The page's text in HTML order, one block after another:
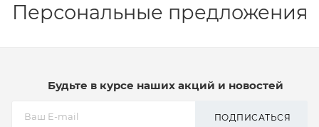
Персональные предложения
Будьте в курсе наших акций и новостей
ПОДПИСАТЬСЯ